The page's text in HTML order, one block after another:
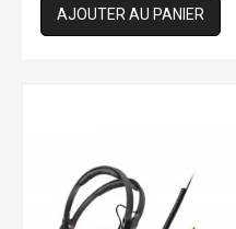
AJOUTER AU PANIER